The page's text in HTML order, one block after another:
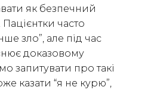
як безпечний
часто
зло”, але під час
доказовому
запитувати про такі
казати “я не курю”,